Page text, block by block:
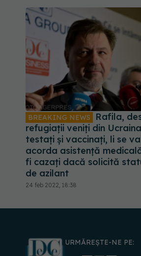
BREAKING NEWS
Rafila,
refugiații veniți din
testați și vaccinați, li se va
acorda asistență
fi cazați dacă solicită
de azilant
24 feb 2022, 18:38
URMĂREȘTE-NE PE: